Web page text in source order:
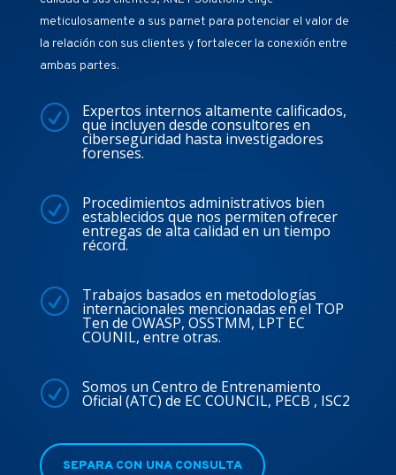
meticulosamente a sus parnet para potenciar el valor de
la relación con sus clientes y fortalecer la conexión entre
ambas partes.
R Expertos internos altamente calificados,
que incluyen desde consultores en
ciberseguridad hasta investigadores
forenses.
R Procedimientos administrativos bien
establecidos que nos permiten ofrecer
entregas de alta calidad en un tiempo
récord.
R Trabajos basados en metodologías
internacionales mencionadas en el TOP
Ten de OWASP, OSSTMM, LPT EC
COUNIL, entre otras.
R Somos un Centro de Entrenamiento
Oficial (ATC) de EC COUNCIL, PECB , ISC2
SEPARA CON UNA CONSULTA